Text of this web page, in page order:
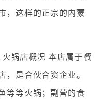
，这样的正宗的内蒙
锅店概况 本店属于餐
，是合伙合资企业。
等等火锅；副营的食